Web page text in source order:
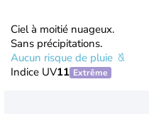
Ciel à moitié nuageux.
Sans précipitations.
Aucun risque de pluie
Indice UV11 Extrême